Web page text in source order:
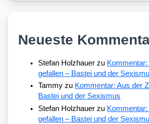
Neueste
Stefan Holzhauer zu
gefallen – Bastei und der
Tammy zu Kommentar: Aus der
Bastei und der Sexismus
Stefan Holzhauer zu
gefallen – Bastei und der